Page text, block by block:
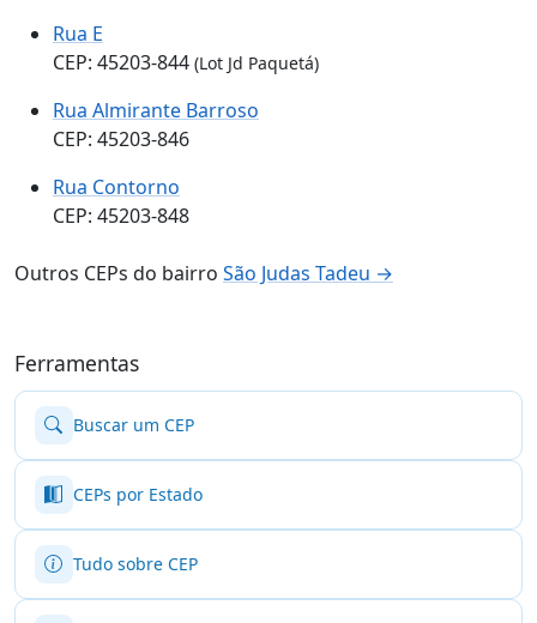
Rua E
CEP: 45203-844 (Lot Jd Paquetá)
Rua Almirante Barroso
CEP: 45203-846
Rua Contorno
CEP: 45203-848
Outros CEPs do bairro São Judas Tadeu →
Ferramentas
Buscar um CEP
CEPs por Estado
Tudo sobre CEP